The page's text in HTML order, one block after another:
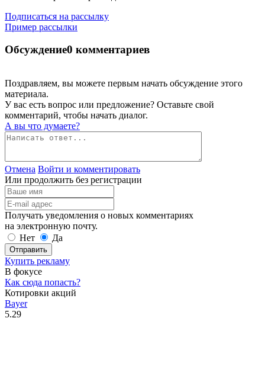
Подписаться на рассылку
Пример рассылки
Обсуждение0 комментариев
Поздравляем, вы можете первым начать обсуждение этого
материала.
У вас есть вопрос или предложение? Оставьте свой
комментарий, чтобы начать диалог.
А вы что думаете?
Отмена Войти и комментировать
Или продолжить без регистрации
Получать уведомления о новых комментариях
на электронную почту.
Нет
Да
Отправить
Купить рекламу
В фокусе
Как сюда попасть?
Котировки акций
Bayer
5.29